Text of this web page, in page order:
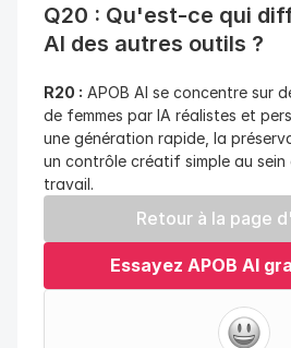
Q20 : Qu'est-ce qui
AI des autres outils ?
R20 : APOB AI se concentre sur
de femmes par IA réalistes et
une génération rapide, la
un contrôle créatif simple au
travail.
Retour à la page
Essayez APOB AI